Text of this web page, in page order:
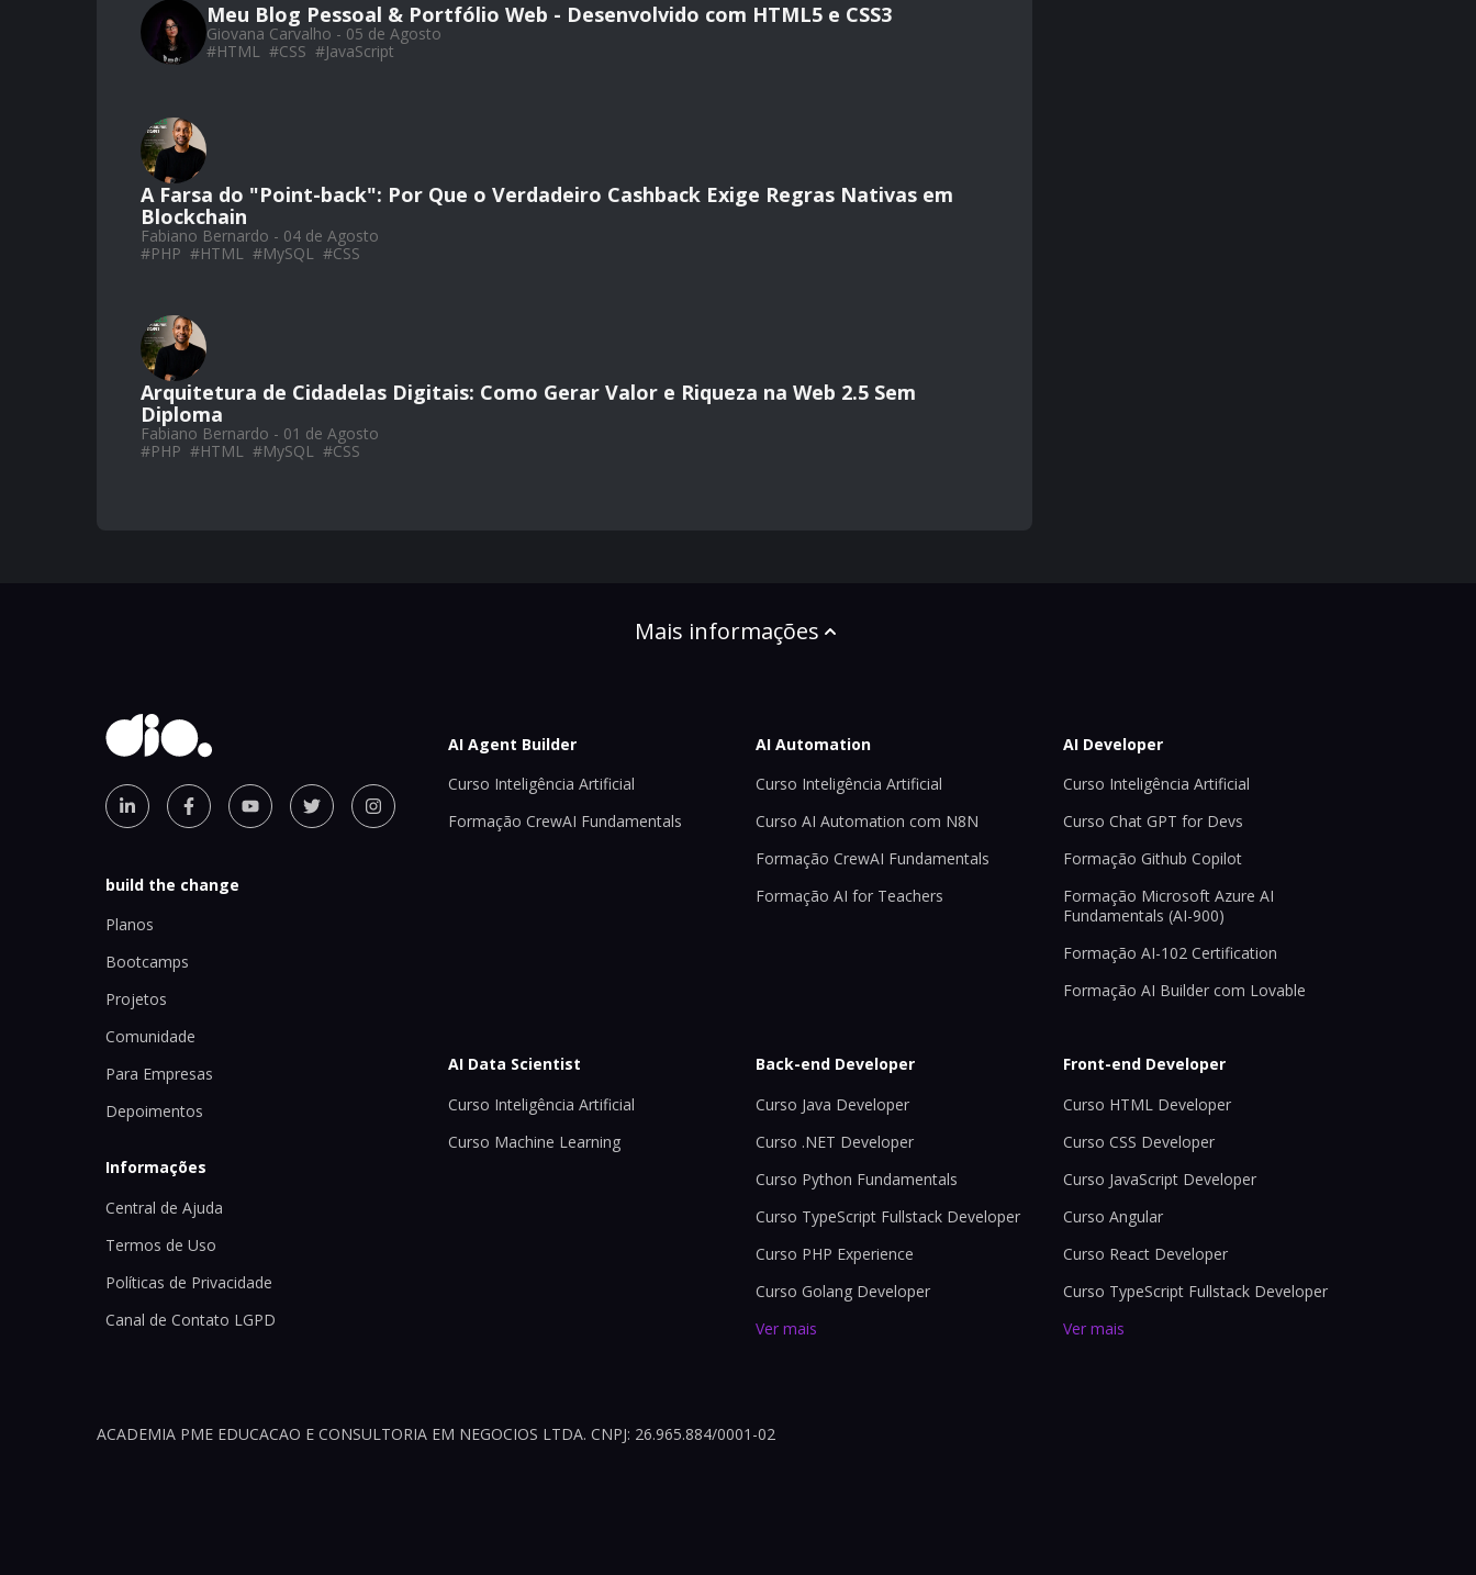
Meu Blog Pessoal & Portfólio Web - Desenvolvido com HTML5 e CSS3
Giovana Carvalho - 05 de Agosto
#HTML #CSS #JavaScript
A Farsa do "Point-back": Por Que o Verdadeiro Cashback Exige Regras Nativas em
Blockchain
Fabiano Bernardo - 04 de Agosto
#PHP #HTML #MySQL #CSS
Arquitetura de Cidadelas Digitais: Como Gerar Valor e Riqueza na Web 2.5 Sem
Diploma
Fabiano Bernardo - 01 de Agosto
#PHP #HTML #MySQL #CSS
Mais informações
build the change
Planos
Bootcamps
Projetos
Comunidade
Para Empresas
Depoimentos
Informações
Central de Ajuda
Termos de Uso
Políticas de Privacidade
Canal de Contato LGPD
AI Agent Builder
Curso Inteligência Artificial
Formação CrewAI Fundamentals
AI Automation
Curso Inteligência Artificial
Curso AI Automation com N8N
Formação CrewAI Fundamentals
Formação AI for Teachers
AI Developer
Curso Inteligência Artificial
Curso Chat GPT for Devs
Formação Github Copilot
Formação Microsoft Azure AI
Fundamentals (AI-900)
Formação AI-102 Certification
Formação AI Builder com Lovable
AI Data Scientist
Curso Inteligência Artificial
Curso Machine Learning
Back-end Developer
Curso Java Developer
Curso .NET Developer
Curso Python Fundamentals
Curso TypeScript Fullstack Developer
Curso PHP Experience
Curso Golang Developer
Ver mais
Front-end Developer
Curso HTML Developer
Curso CSS Developer
Curso JavaScript Developer
Curso Angular
Curso React Developer
Curso TypeScript Fullstack Developer
Ver mais
ACADEMIA PME EDUCACAO E CONSULTORIA EM NEGOCIOS LTDA. CNPJ: 26.965.884/0001-02